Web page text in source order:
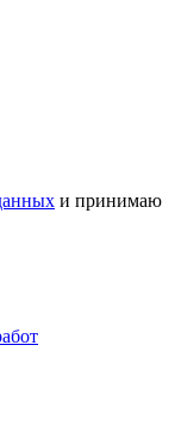
и принимаю